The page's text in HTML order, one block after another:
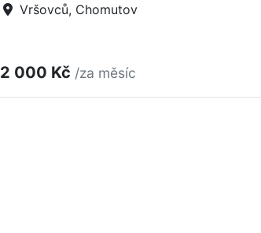
Vršovců, Chomutov
2 000 Kč /za měsíc